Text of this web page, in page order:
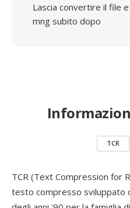
Lascia convertire il file
mng subito dopo
TCR
TCR (Text Compression for
testo compresso sviluppato